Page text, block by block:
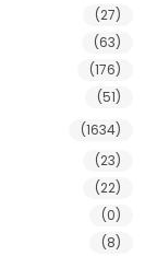
(27)
(63)
(176)
(51)
(1634)
(23)
(22)
(0)
(8)